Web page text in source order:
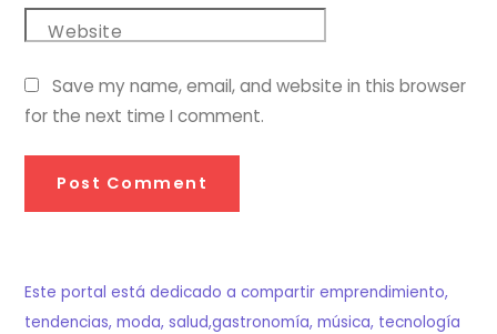
Website
Save my name, email, and website in this browser
for the next time I comment.
Este portal está dedicado a compartir emprendimiento,
tendencias, moda, salud,gastronomía, música, tecnología